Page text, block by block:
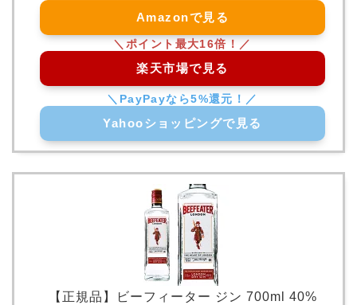
Amazonで見る
楽天市場で見る
Yahooショッピングで見る
【正規品】ビーフィーター ジン 700ml 40%